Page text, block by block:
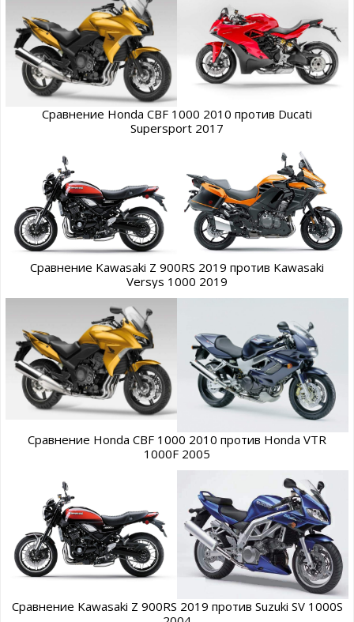
Сравнение Honda CBF 1000 2010 против Ducati
Supersport 2017
Сравнение Kawasaki Z 900RS 2019 против Kawasaki
Versys 1000 2019
Сравнение Honda CBF 1000 2010 против Honda VTR
1000F 2005
Сравнение Kawasaki Z 900RS 2019 против Suzuki SV 1000S